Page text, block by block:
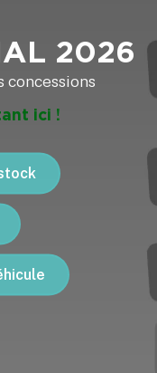
2026
concessions
ici !